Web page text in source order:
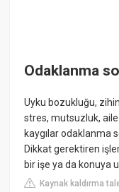
Odaklanma
Uyku bozukluğu,
stres, mutsuzluk,
kaygılar odaklanma
Dikkat gerektiren
bir işe ya da konuya
Kaynak kaldırma